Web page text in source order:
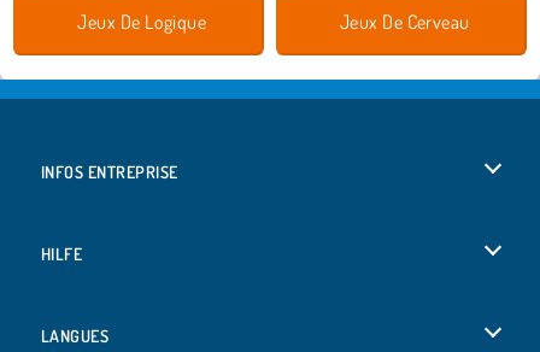
Jeux De Logique Jeux De Cerveau
INFOS ENTREPRISE
HILFE
LANGUES